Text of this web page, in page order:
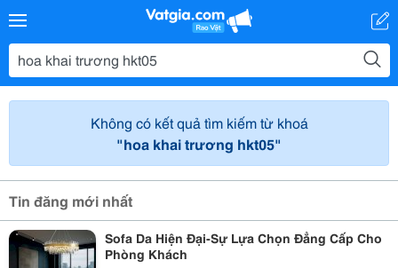
Không có kết quả tìm kiếm từ khoá
"hoa khai trương hkt05"
Tin đăng mới nhất
Sofa Da Hiện Đại-Sự Lựa Chọn Đẳng Cấp Cho
Phòng Khách